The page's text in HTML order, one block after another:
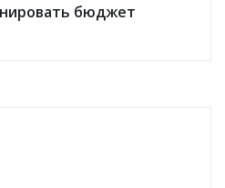
бюджет